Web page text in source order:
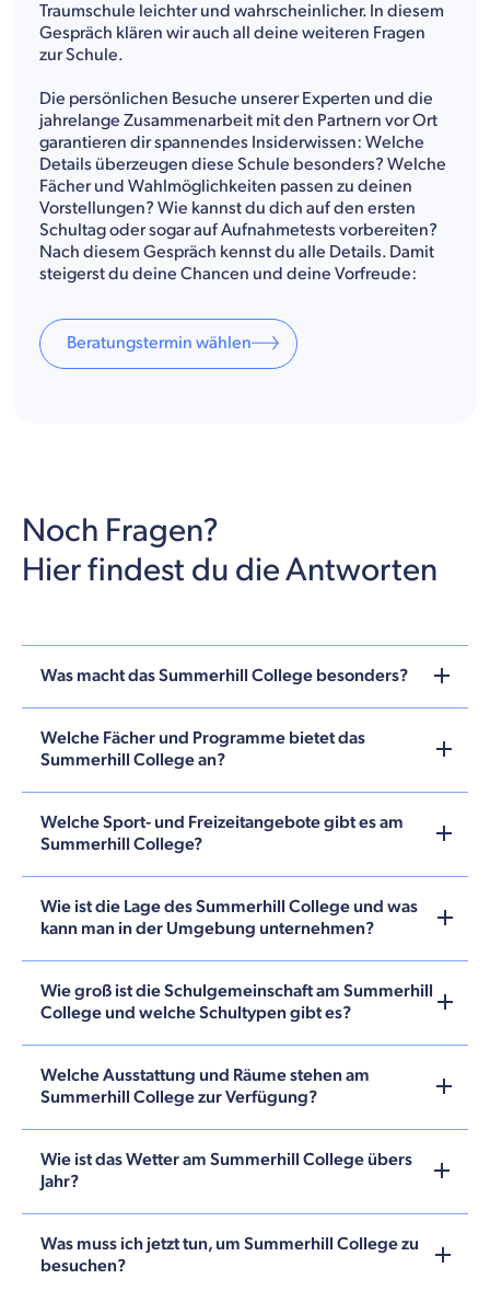
Traumschule leichter und wahrscheinlicher. In diesem
Gespräch klären wir auch all deine weiteren Fragen
zur Schule.
Die persönlichen Besuche unserer Experten und die
jahrelange Zusammenarbeit mit den Partnern vor Ort
garantieren dir spannendes Insiderwissen: Welche
Details überzeugen diese Schule besonders? Welche
Fächer und Wahlmöglichkeiten passen zu deinen
Vorstellungen? Wie kannst du dich auf den ersten
Schultag oder sogar auf Aufnahmetests vorbereiten?
Nach diesem Gespräch kennst du alle Details. Damit
steigerst du deine Chancen und deine Vorfreude:
Beratungstermin wählen
Noch Fragen?
Hier findest du die Antworten
Was macht das Summerhill College besonders?
Welche Fächer und Programme bietet das
Summerhill College an?
Welche Sport- und Freizeitangebote gibt es am
Summerhill College?
Wie ist die Lage des Summerhill College und was
kann man in der Umgebung unternehmen?
Wie groß ist die Schulgemeinschaft am Summerhill
College und welche Schultypen gibt es?
Welche Ausstattung und Räume stehen am
Summerhill College zur Verfügung?
Wie ist das Wetter am Summerhill College übers
Jahr?
Was muss ich jetzt tun, um Summerhill College zu
besuchen?